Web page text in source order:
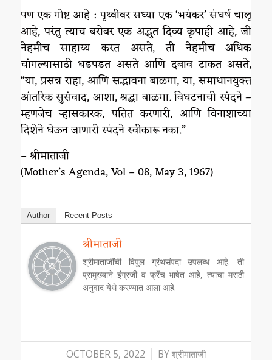
पण एक गोष्ट आहे : पृथ्वीवर सध्या एक ‘भयंकर’ संघर्ष चालू
आहे, परंतु त्याच बरोबर एक अद्भुत दिव्य कृपाही आहे, जी
नेहमीच साहाय्य करत असते, ती नेहमीच अधिक
चांगल्यासाठी धडपडत असते आणि दबाव टाकत असते,
“या, प्रसन्न राहा, आणि सद्भावना बाळगा, या, समाधानयुक्त
आंतरिक सुसंवाद, आशा, श्रद्धा बाळगा. विघटनाची स्पंदने –
म्हणजेच ऱ्हासकारक, पतित करणारी, आणि विनाशाच्या
दिशेने घेऊन जाणारी स्पंदने स्वीकारू नका.”
– श्रीमाताजी
(Mother’s Agenda, Vol – 08, May 3, 1967)
Author Recent Posts
श्रीमाताजी
श्रीमाताजींची विपुल ग्रंथसंपदा उपलब्ध आहे. ती
प्रामुख्याने इंग्रजी व फ्रेंच भाषेत आहे, त्याचा मराठी
अनुवाद येथे करण्यात आला आहे.
OCTOBER 5, 2022
/ BYश्रीमाताजी